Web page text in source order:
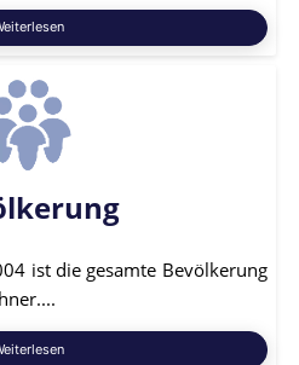
ist die gesamte Bevölkerung